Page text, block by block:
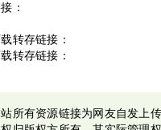
：
转存链接：
转存链接：
所有资源链接为网友自发上